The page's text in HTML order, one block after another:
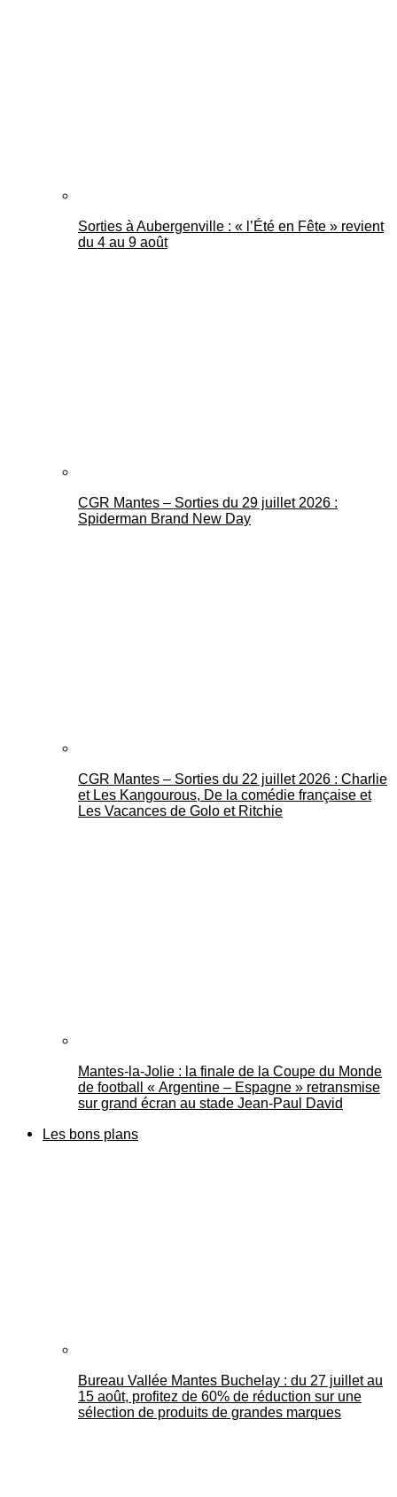
Sorties à Aubergenville : « l’Été en Fête » revient
du 4 au 9 août
CGR Mantes – Sorties du 29 juillet 2026 :
Spiderman Brand New Day
CGR Mantes – Sorties du 22 juillet 2026 : Charlie
et Les Kangourous, De la comédie française et
Les Vacances de Golo et Ritchie
Mantes-la-Jolie : la finale de la Coupe du Monde
de football « Argentine – Espagne » retransmise
sur grand écran au stade Jean-Paul David
Les bons plans
Bureau Vallée Mantes Buchelay : du 27 juillet au
15 août, profitez de 60% de réduction sur une
sélection de produits de grandes marques